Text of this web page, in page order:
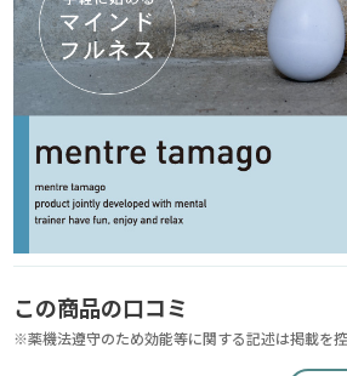
この商品の口コミ
※薬機法遵守のため効能等に関する記述は掲載を